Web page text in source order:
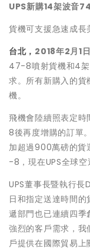
UPS新購14架波音
貨機可支援急速成長
台北， 2018年2月1日
47-8噴射貨機和4架
求。所有新購入的
機。
飛機會陸續照表定
8後再度增購的訂單
加超過900萬磅的貨
-8，現在UPS全球空
UPS董事長暨執行
日和指定送達時間
遞部門也已連續四
強烈的客戶需求，
戶提供在國際貿易上